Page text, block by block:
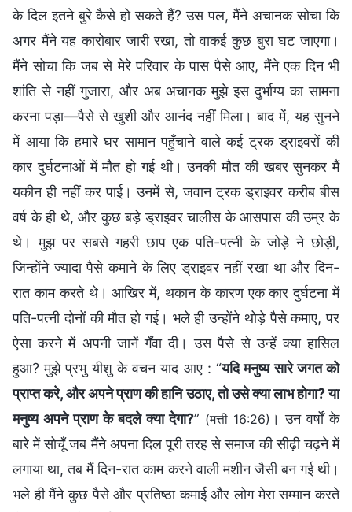
के दिल इतने बुरे कैसे हो सकते हैं? उस पल, मैंने अचानक सोचा कि
अगर मैंने यह कारोबार जारी रखा, तो वाकई कुछ बुरा घट जाएगा।
मैंने सोचा कि जब से मेरे परिवार के पास पैसे आए, मैंने एक दिन भी
शांति से नहीं गुजारा, और अब अचानक मुझे इस दुर्भाग्य का सामना
करना पड़ा—पैसे से खुशी और आनंद नहीं मिला। बाद में, यह सुनने
में आया कि हमारे घर सामान पहुँचाने वाले कई ट्रक ड्राइवरों की
कार दुर्घटनाओं में मौत हो गई थी। उनकी मौत की खबर सुनकर मैं
यकीन ही नहीं कर पाई। उनमें से, जवान ट्रक ड्राइवर करीब बीस
वर्ष के ही थे, और कुछ बड़े ड्राइवर चालीस के आसपास की उम्र के
थे। मुझ पर सबसे गहरी छाप एक पति-पत्नी के जोड़े ने छोड़ी,
जिन्होंने ज्यादा पैसे कमाने के लिए ड्राइवर नहीं रखा था और दिन-
रात काम करते थे। आखिर में, थकान के कारण एक कार दुर्घटना में
पति-पत्नी दोनों की मौत हो गई। भले ही उन्होंने थोड़े पैसे कमाए, पर
ऐसा करने में अपनी जानें गँवा दी। उस पैसे से उन्हें क्या हासिल
हुआ? मुझे प्रभु यीशु के वचन याद आए : “यदि मनुष्य सारे जगत को
प्राप्‍त करे, और अपने प्राण की हानि उठाए, तो उसे क्या लाभ होगा? या
मनुष्य अपने प्राण के बदले क्या देगा?” (मत्ती 16:26) । उन वर्षों के
बारे में सोचूँ जब मैंने अपना दिल पूरी तरह से समाज की सीढ़ी चढ़ने में
लगाया था, तब मैं दिन-रात काम करने वाली मशीन जैसी बन गई थी।
भले ही मैंने कुछ पैसे और प्रतिष्ठा कमाई और लोग मेरा सम्मान करते